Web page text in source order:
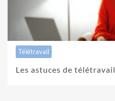
Télétravail
Les astuces de télétravail